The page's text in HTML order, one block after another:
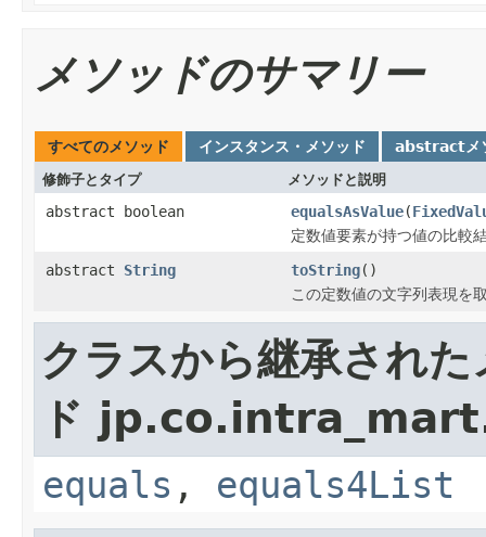
メソッドのサマリー
すべてのメソッド インスタンス・メソッド abstractメ
修飾子とタイプ メソッドと説明
abstract boolean equalsAsValue(
定数値要素が持つ値の比較
abstract String toString()
この定数値の文字列表現を
クラスから継承された
ド
equals , equals4List